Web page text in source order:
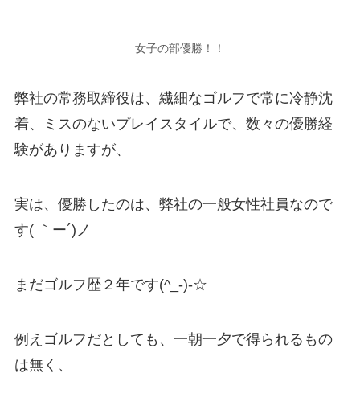
女子の部優勝！！
弊社の常務取締役は、繊細なゴルフで常に冷静沈
着、ミスのないプレイスタイルで、数々の優勝経
験がありますが、
実は、優勝したのは、弊社の一般女性社員なので
す( ｀ー´)ノ
まだゴルフ歴２年です(^_-)-☆
例えゴルフだとしても、一朝一夕で得られるもの
は無く、